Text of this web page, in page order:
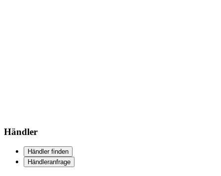
Händler
Händler finden
Händleranfrage